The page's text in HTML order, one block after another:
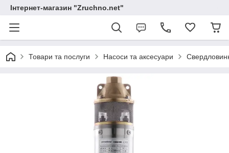
Інтернет-магазин "Zruchno.net"
Товари та послуги Насоси та аксесуари